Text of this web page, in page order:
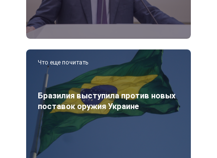
Что еще почитать
Бразилия выступила против новых
поставок оружия Украине